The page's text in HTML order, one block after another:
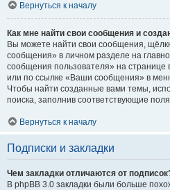
Вернуться к началу
Как мне найти свои сообщения и
Вы можете найти свои сообщения,
сообщения» в личном разделе на
сообщения пользователя» на
или по ссылке «Ваши сообщения» в
Чтобы найти созданные вами темы,
поиска, заполнив соответствующие
Вернуться к началу
Подписки и закладки
Чем закладки отличаются от
В phpBB 3.0 закладки были больше